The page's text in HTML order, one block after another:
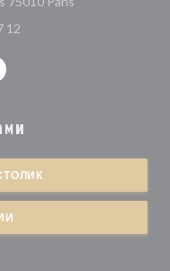
12
((открывается в новом
((открывается в